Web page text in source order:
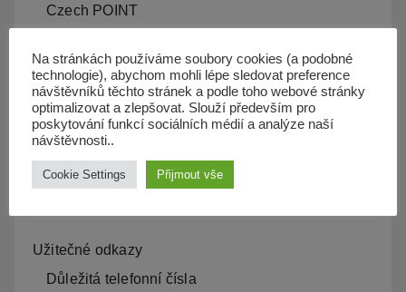
Czech POINT
Život v obci
Aktuality, události obce
Církev
Užitečné odkazy
Důležitá telefonní čísla
Na stránkách používáme soubory cookies (a podobné
technologie), abychom mohli lépe sledovat preference
návštěvníků těchto stránek a podle toho webové stránky
optimalizovat a zlepšovat. Slouží především pro
poskytování funkcí sociálních médií a analýze naší
návštěvnosti..
Cookie Settings Přijmout vše